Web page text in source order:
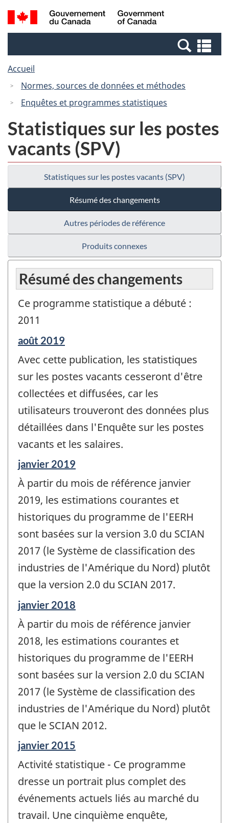
Passer
au
Passer
à
Canada
Recherche
et
et
Accueil
Normes, sources de données et méthodes
Enquêtes et programmes statistiques
Statistiques sur les postes
vacants (SPV)
Statistiques sur les postes vacants (SPV)
Résumé des changements
Autres périodes de référence
Produits connexes
Résumé des changements
Ce programme statistique a débuté :
2011
Période
référence
de
changement
-
août 2019
Avec cette publication, les statistiques
sur les postes vacants cesseront d'être
collectées et diffusées, car les
utilisateurs trouveront des données plus
détaillées dans l'Enquête sur les postes
vacants et les salaires.
Période
de
référence
de
changement
-
janvier 2019
À partir du mois de référence janvier
2019, les estimations courantes et
historiques du programme de l'EERH
sont basées sur la version 3.0 du SCIAN
2017 (le Système de classification des
industries de l'Amérique du Nord) plutôt
que la version 2.0 du SCIAN 2017.
Période
de
référence
de
changement
-
janvier 2018
À partir du mois de référence janvier
2018, les estimations courantes et
historiques du programme de l'EERH
sont basées sur la version 2.0 du SCIAN
2017 (le Système de classification des
industries de l'Amérique du Nord) plutôt
que le SCIAN 2012.
Période
référence
de
changement
-
janvier 2015
Activité statistique - Ce programme
dresse un portrait plus complet des
événements actuels liés au marché du
travail. Une cinquième enquête,